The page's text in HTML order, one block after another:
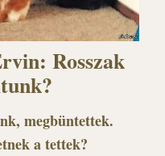
Rosszak
megbüntettek.
a tettek?